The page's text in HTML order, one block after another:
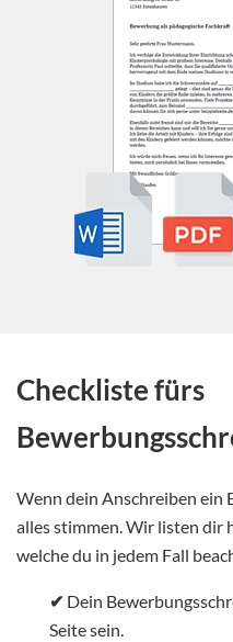
Checkliste fürs
Wenn dein Anschreiben ein
alles stimmen. Wir listen dir
welche du in jedem Fall
✔ Dein
Seite sein.